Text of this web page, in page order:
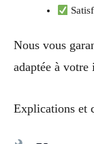
Nous vous
adaptée à
Explications et